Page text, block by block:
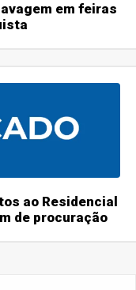
em feiras
ao Residencial
de procuração